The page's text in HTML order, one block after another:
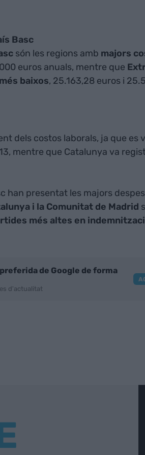
Basc
són les regions amb majors
euros anuals, mentre que
baixos, 25.163,28 euros i
dels costos laborals, ja que es
mentre que Catalunya va
han presentat les majors
i la Comunitat de Madrid
més altes en
de Google de forma
d'actualitat